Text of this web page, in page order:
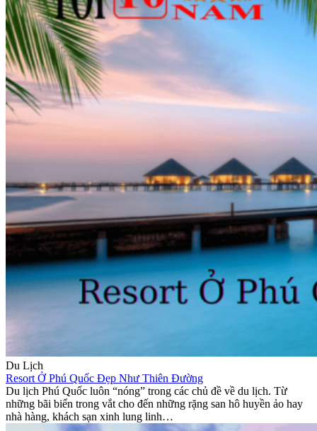
Du Lịch
Resort Ở Phú Quốc Đẹp Như Thiên Đường
Du lịch Phú Quốc luôn “nóng” trong các chủ đề về du lịch. Từ
những bãi biển trong vắt cho đến những rặng san hô huyền ảo hay
nhà hàng, khách sạn xinh lung linh…